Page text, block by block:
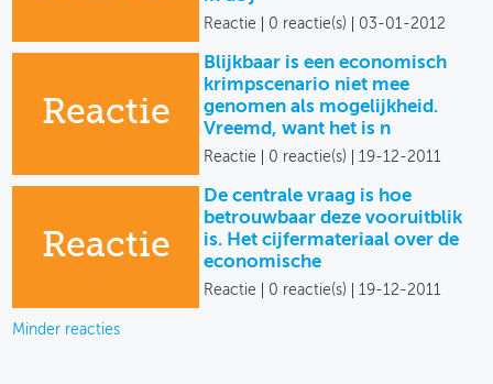
Reactie 0 reactie(s) 03-01-2012
Reactie
Blijkbaar is een economisch
krimpscenario niet mee
genomen als mogelijkheid.
Vreemd, want het is n
Reactie 0 reactie(s) 19-12-2011
Reactie
De centrale vraag is hoe
betrouwbaar deze vooruitblik
is. Het cijfermateriaal over de
economische
Reactie 0 reactie(s) 19-12-2011
Minder reacties